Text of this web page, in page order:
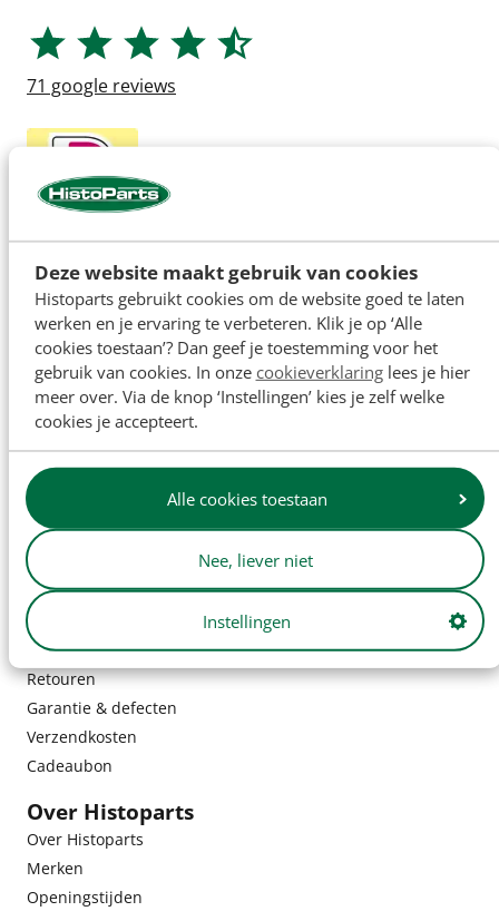
Deze website maakt gebruik van cookies
Histoparts gebruikt cookies om de website goed te laten
werken en je ervaring te verbeteren. Klik je op ‘Alle
cookies toestaan’? Dan geef je toestemming voor het
gebruik van cookies. In onze cookieverklaringlees je hier
meer over. Via de knop ‘Instellingen’ kies je zelf welke
cookies je accepteert.
Alle cookies toestaan
Nee, liever niet
Instellingen
71 google reviews
Klantenservice
Bestelling & bezorging
Retouren
Garantie & defecten
Verzendkosten
Cadeaubon
Over Histoparts
Over Histoparts
Merken
Openingstijden